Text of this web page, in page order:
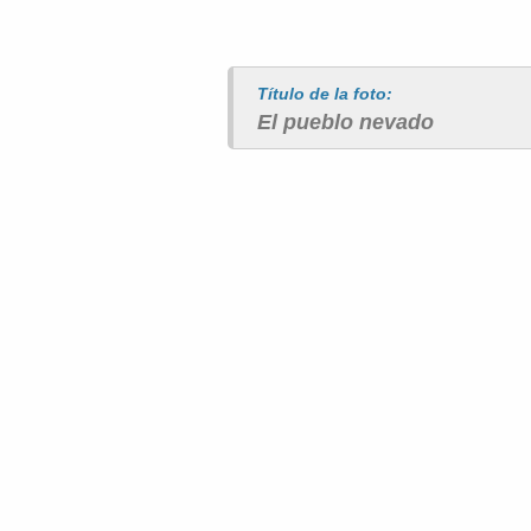
Título de la foto:
El pueblo nevado